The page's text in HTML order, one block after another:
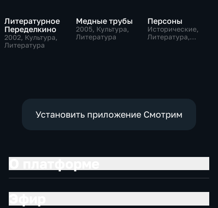
Литературное
Переделкино
2002, Культура,
Литература
Медные трубы
2005, Культура,
Литература
Персоны
Исторические,
Литература,
Установить приложение Смотрим